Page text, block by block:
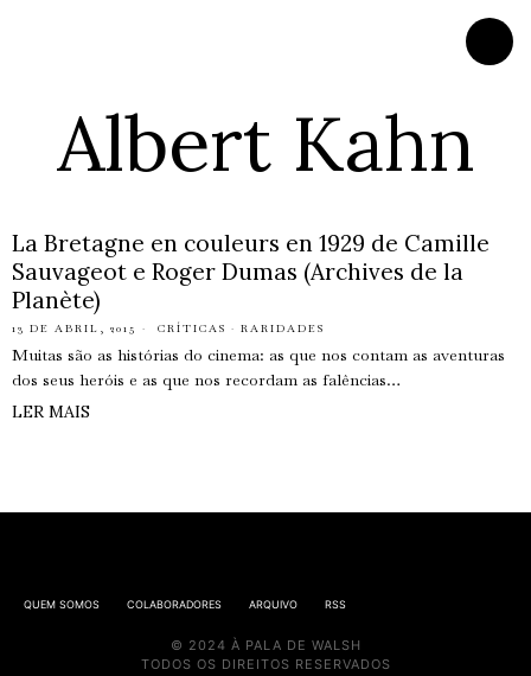
Albert Kahn
La Bretagne en couleurs en 1929 de Camille
Sauvageot e Roger Dumas (Archives de la
Planète)
13 DE ABRIL, 2015 CRÍTICAS · RARIDADES
Muitas são as histórias do cinema: as que nos contam as aventuras
dos seus heróis e as que nos recordam as falências…
LER MAIS
QUEM SOMOS COLABORADORES ARQUIVO RSS
© 2024 À PALA DE WALSH
TODOS OS DIREITOS RESERVADOS